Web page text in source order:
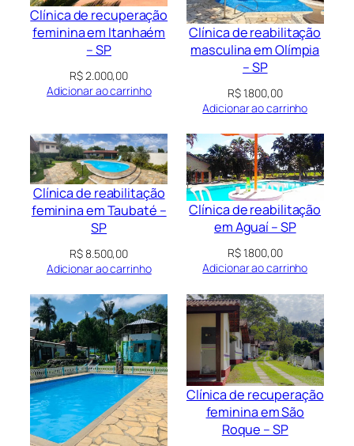
Clínica de recuperação
feminina em Itanhaém
– SP
R$2.000,00
Adicionar ao carrinho
Clínica de reabilitação
masculina em Olímpia
– SP
R$1.800,00
Adicionar ao carrinho
Clínica de reabilitação
feminina em Taubaté –
SP
R$8.500,00
Adicionar ao carrinho
Clínica de reabilitação
em Aguaí – SP
R$1.800,00
Adicionar ao carrinho
Clínica de recuperação
feminina em São
Roque – SP